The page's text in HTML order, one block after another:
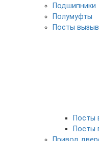
Подшипники
Полумуфты
Посты
Посты
Посты